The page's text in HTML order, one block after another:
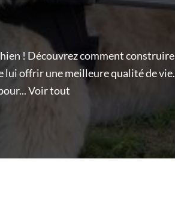
! Découvrez comment
lui offrir une meilleure qualité de
Voir tout